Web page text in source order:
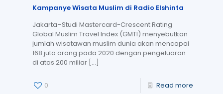
Kampanye Wisata Muslim di Radio Elshinta
Jakarta–Studi Mastercard-Crescent Rating
Global Muslim Travel Index (GMTI) menyebutkan
jumlah wisatawan muslim dunia akan mencapai
168 juta orang pada 2020 dengan pengeluaran
di atas 200 miliar […]
0 Read more